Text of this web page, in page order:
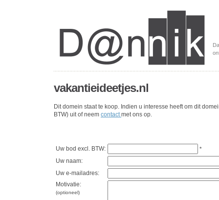
vakantieideetjes.nl
Dit domein staat te koop. Indien u interesse heeft om dit
BTW) uit of neem contactmet ons op.
Uw bod excl. BTW:
*
Uw naam:
Uw e-mailadres:
Motivatie:
(optioneel)